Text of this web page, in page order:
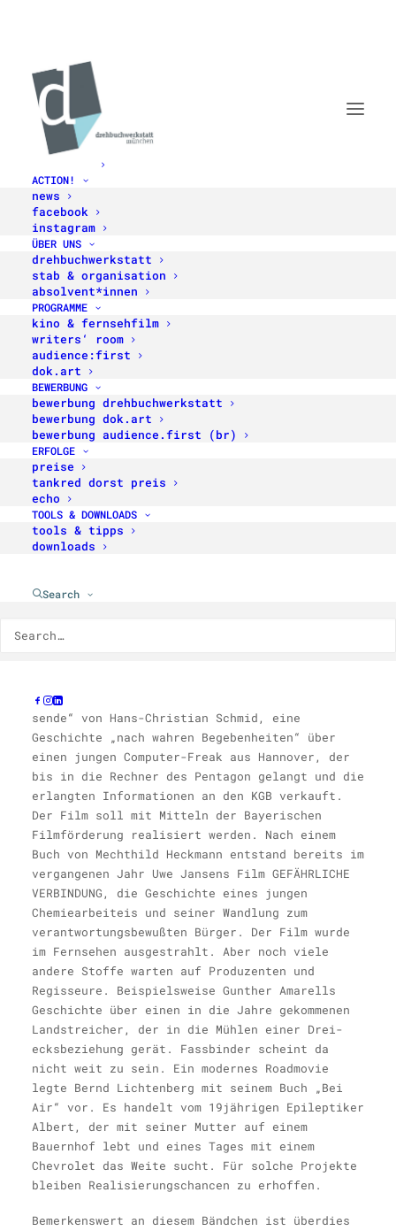
ACTION!
news
facebook
instagram
ÜBER UNS
drehbuchwerkstatt
stab & organisation
absolvent*innen
PROGRAMME
kino & fernsehfilm
writers‘ room
audience:first
dok.art
BEWERBUNG
bewerbung drehbuchwerkstatt
bewerbung dok.art
bewerbung audience.first (br)
ERFOLGE
preise
tankred dorst preis
echo
TOOLS & DOWNLOADS
tools & tipps
downloads
Search
PRESSE-ECHO
Filmwärts
Nicht für die Halde
Von Dennis Gansel
Die Drehbuchwerkstatt München stellt in dieser
Publikation die Absolventen der letzten beiden
Jahre vor. Das Konzept aus dramaturgischen und
filmtheoretischen Kursen einerseits und einer
persönlichen Betreuung durch ausgewiesene
Profis an­dererseits scheint sich tatsächlich
be­währt zu haben. Die Autoren stellen sich in
dem schmalen Band mit ihren Arbeiten in Form
von Exposes vor.
Daß die entstan­denen Arbeiten nicht weiter die
genom­menen Filmprojekte, so etwa „Datenrei­
sende“ von Hans-Christian Schmid, eine
Geschichte „nach wahren Begebenheiten“ über
einen jungen Computer-Freak aus Hannover, der
bis in die Rechner des Pen­tagon gelangt und die
erlangten Informa­tionen an den KGB verkauft.
Der Film soll mit Mitteln der Bayerischen
Filmförderung realisiert werden. Nach einem
Buch von Mechthild Heckmann entstand bereits im
vergangenen Jahr Uwe Jansens Film GE­FÄHRLICHE
VERBINDUNG, die Ge­schichte eines jungen
Chemiearbeiteis und seiner Wandlung zum
verantwor­tungsbewußten Bürger. Der Film wurde
im Fernsehen ausgestrahlt. Aber noch viele
andere Stoffe warten auf Produzenten und
Regisseure. Beispielsweise Gunther Amarells
Geschichte über einen in die Jahre gekommenen
Land­streicher, der in die Mühlen einer Drei­
ecksbeziehung gerät. Fassbinder scheint da
nicht weit zu sein. Ein modernes Roadmovie
legte Bernd Lichtenberg mit seinem Buch „Bei
Air“ vor. Es handelt vom 19jährigen Epileptiker
Albert, der mit sei­ner Mutter auf einem
Bauernhof lebt und eines Tages mit einem
Chevrolet das Wei­te sucht. Für solche Projekte
bleiben Rea­lisierungschancen zu erhoffen.
Bemerkenswert an diesem Bändchen ist überdies